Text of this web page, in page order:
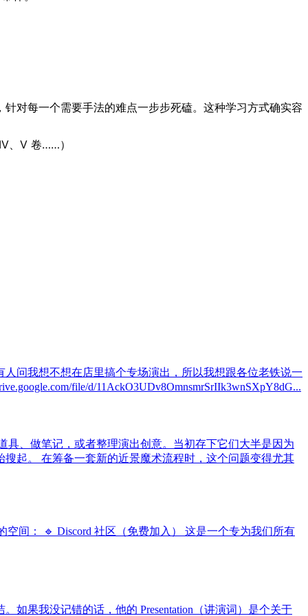
对每一个需要手法的难点一步步死磕。这种学习方式确实容
、V 卷……）
问我想不想在店里搞个专场演出，所以我想跟各位老铁说一
file/d/11AckO3UDv8OmnsmrSrIIk3wnSXpY8dG...
、做笔记，或者整理演出创意。当初存下它们大半是因为
起。 在筹备一套新的近景魔术流程时，这个问题变得尤其
间： 🔹 Discord 社区（免费加入） 这是一个专为我们所有
如果我没记错的话，他的 Presentation（讲演词）是个关于